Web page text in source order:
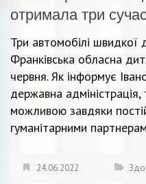
отримала три
Три автомобілі
Франківська обласна
червня. Як інформує
державна
можливою завдяки
гуманітарними
24.06.2022